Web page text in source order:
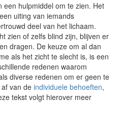
een hulpmiddel om te zien. Het
uiting van iemands
deel van het lichaam.
zien of zelfs blind zijn, blijven er
dragen. De keuze om al dan
als het zicht te slecht is, is een
redenen waarom
diverse redenen om er geen te
van de individuele behoeften,
tekst volgt hierover meer